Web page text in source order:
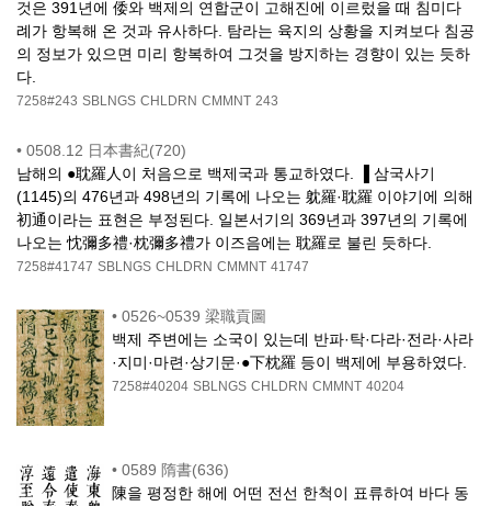
것은 391년에 倭와 백제의 연합군이 고해진에 이르렀을 때 침미다
례가 항복해 온 것과 유사하다. 탐라는 육지의 상황을 지켜보다 침공
의 정보가 있으면 미리 항복하여 그것을 방지하는 경향이 있는 듯하
다.
7258#243 SBLNGS CHLDRN CMMNT 243
• 0508.12 日本書紀(720)
남해의 ●耽羅人이 처음으로 백제국과 통교하였다. ▐ 삼국사기
(1145)의 476년과 498년의 기록에 나오는 躭羅·耽羅 이야기에 의해
初通이라는 표현은 부정된다. 일본서기의 369년과 397년의 기록에
나오는 忱彌多禮·枕彌多禮가 이즈음에는 耽羅로 불린 듯하다.
7258#41747 SBLNGS CHLDRN CMMNT 41747
• 0526~0539 梁職貢圖
백제 주변에는 소국이 있는데 반파·탁·다라·전라·사라
·지미·마련·상기문·●下枕羅 등이 백제에 부용하였다.
7258#40204 SBLNGS CHLDRN CMMNT 40204
• 0589 隋書(636)
陳을 평정한 해에 어떤 전선 한척이 표류하여 바다 동